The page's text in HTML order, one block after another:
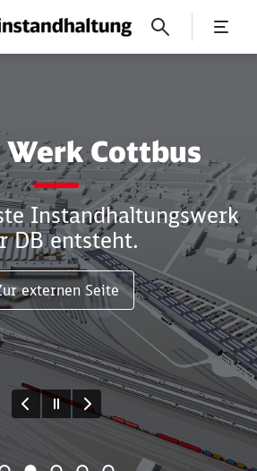
Werk Cottbus
Instandhaltungswerk
DB entsteht.
externen Seite